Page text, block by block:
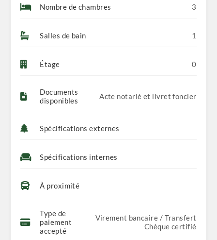
Nombre de chambres 3
Salles de bain 1
Étage 0
Documents
disponibles
Acte notarié et livret foncier
Spécifications externes
Spécifications internes
À proximité
Type de
paiement
accepté
Virement bancaire / Transfert
Chèque certifié